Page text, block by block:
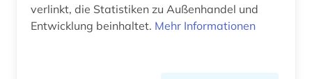
soziale bedingungen (1)
verlinkt, die Statistiken zu Außenhandel und
Entwicklung beinhaltet. Mehr Informationen